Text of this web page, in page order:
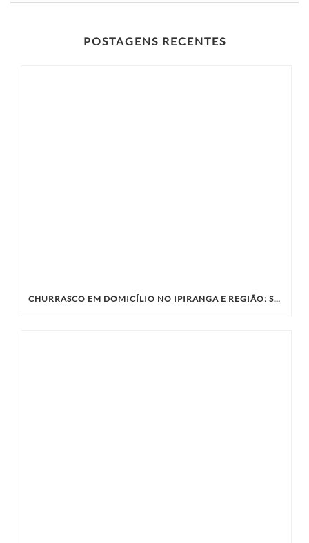
POSTAGENS RECENTES
CHURRASCO EM DOMICÍLIO NO IPIRANGA E REGIÃO: SABORES ÚNICOS COM A KIBIFE